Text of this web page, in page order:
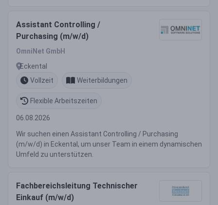
Assistant Controlling /
Purchasing (m/w/d)
OmniNet GmbH
Eckental
Vollzeit
Weiterbildungen
Flexible Arbeitszeiten
06.08.2026
Wir suchen einen Assistant Controlling / Purchasing
(m/w/d) in Eckental, um unser Team in einem dynamischen
Umfeld zu unterstützen.
Fachbereichsleitung Technischer
Einkauf (m/w/d)